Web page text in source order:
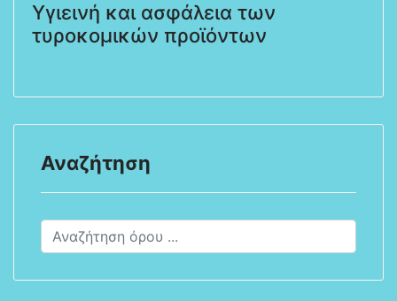
Υγιεινή και ασφάλεια των
τυροκομικών προϊόντων
Αναζήτηση